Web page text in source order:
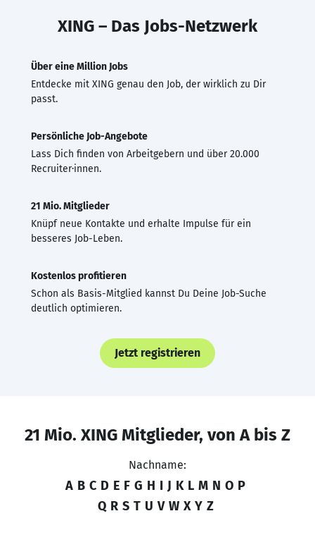
XING – Das Jobs-Netzwerk
Über eine Million Jobs
Entdecke mit XING genau den Job, der wirklich zu Dir
passt.
Persönliche Job-Angebote
Lass Dich finden von Arbeitgebern und über 20.000
Recruiter·innen.
21 Mio. Mitglieder
Knüpf neue Kontakte und erhalte Impulse für ein
besseres Job-Leben.
Kostenlos profitieren
Schon als Basis-Mitglied kannst Du Deine Job-Suche
deutlich optimieren.
Jetzt registrieren
21 Mio. XING Mitglieder, von A bis Z
Nachname:
A B C D E F G H I J K L M N O P
Q R S T U V W X Y Z